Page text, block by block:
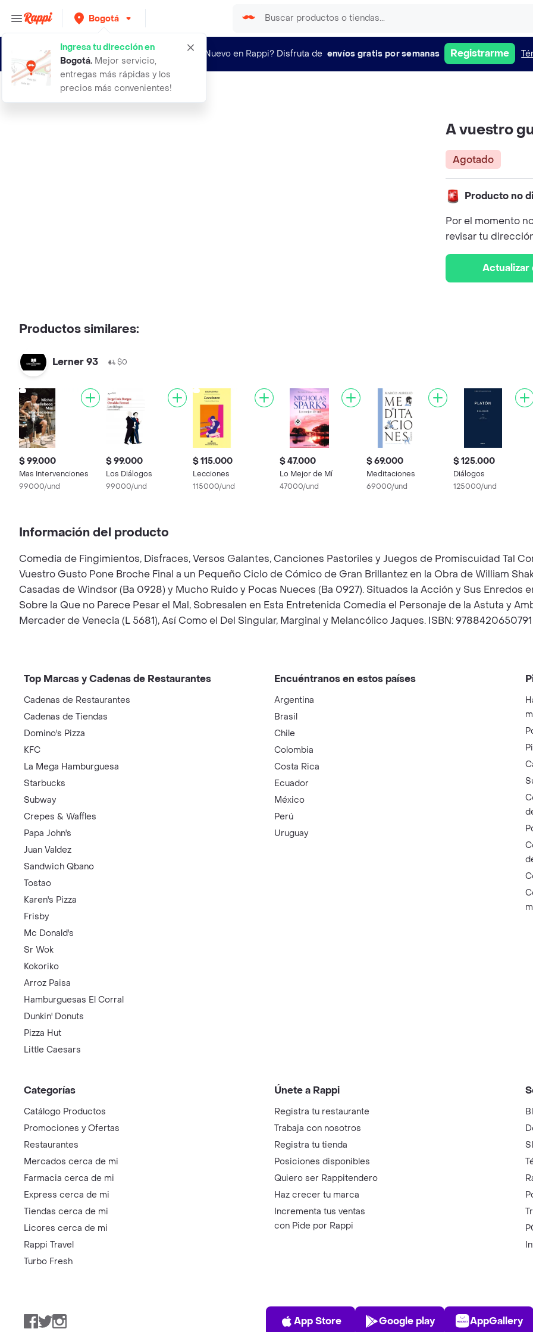
Bogotá
Ingresa tu dirección en
Bogotá. Mejor servicio,
entregas más rápidas y los
precios más convenientes!
¿Nuevo en Rappi? Disfruta de envíos gratis por semanas Registrarme
a vuestro gusto
A vuestro
Agotado
Producto no
Por el momento
revisar tu
Actualizar
Productos similares:
Lerner 93 $0
$ 99.000
Mas Intervenciones
99000/und
$ 99.000
Los Diálogos
99000/und
$ 115.000
Lecciones
115000/und
$ 47.000
Lo Mejor de Mí
47000/und
$ 69.000
Meditaciones
69000/und
$ 125.000
Diálogos
125000/und
Información del producto
Comedia de Fingimientos, Disfraces, Versos Galantes, Canciones Pastoriles y Juegos de Promiscuidad Tal
Vuestro Gusto Pone Broche Final a un Pequeño Ciclo de Cómico de Gran Brillantez en la Obra de William
Casadas de Windsor (Ba 0928) y Mucho Ruido y Pocas Nueces (Ba 0927). Situados la Acción y Sus Enredos
Sobre la Que no Parece Pesar el Mal, Sobresalen en Esta Entretenida Comedia el Personaje de la Astuta y
Mercader de Venecia (L 5681), Así Como el Del Singular, Marginal y Melancólico Jaques. ISBN: 9788420650791
Top Marcas y Cadenas de Restaurantes
Cadenas de Restaurantes
Cadenas de Tiendas
Domino's Pizza
KFC
La Mega Hamburguesa
Starbucks
Subway
Crepes & Waffles
Papa John's
Juan Valdez
Sandwich Qbano
Tostao
Karen's Pizza
Frisby
Mc Donald's
Sr Wok
Kokoriko
Arroz Paisa
Hamburguesas El Corral
Dunkin' Donuts
Pizza Hut
Little Caesars
Encuéntranos en estos países
Argentina
Brasil
Chile
Colombia
Costa Rica
Ecuador
México
Perú
Uruguay
Categorías
Catálogo Productos
Promociones y Ofertas
Restaurantes
Mercados cerca de mi
Farmacia cerca de mi
Express cerca de mi
Tiendas cerca de mi
Licores cerca de mi
Rappi Travel
Turbo Fresh
Únete a Rappi
Registra tu restaurante
Trabaja con nosotros
Registra tu tienda
Posiciones disponibles
Quiero ser Rappitendero
Haz crecer tu marca
Incrementa tus ventas
con Pide por Rappi
Facebook
TwitterInstagram
App Store
App Store
Play Store
Google play AppGallery